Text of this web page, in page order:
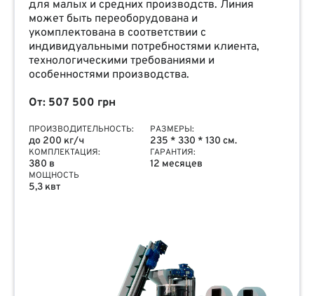
для малых и средних производств. Линия
может быть переоборудована и
укомплектована в соответствии с
индивидуальными потребностями клиента,
технологическими требованиями и
особенностями производства.
От: 507 500 грн
ПРОИЗВОДИТЕЛЬНОСТЬ:
до 200 кг/ч
РАЗМЕРЫ:
235 * 330 * 130 см.
КОМПЛЕКТАЦИЯ:
380 в
ГАРАНТИЯ:
12 месяцев
МОЩНОСТЬ
5,3 квт